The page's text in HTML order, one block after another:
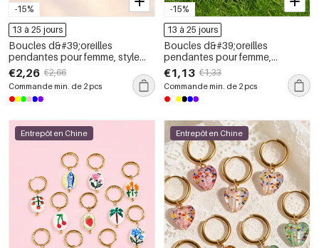
-15%
13 à 25 jours
Boucles d&#39;oreilles
pendantes pour femme, style
simple, mignonnes, en acier
inoxydable à dégradé de
couleurs, couleur or, avec cœur.
€2,26 €2,66
Commande min. de 2 pcs
-15%
13 à 25 jours
Boucles d&#39;oreilles
pendantes pour femme,
collection romantique, forme
ronde et délicate, en acier
inoxydable étanche, couleur or.
€1,13 €1,33
Commande min. de 2 pcs
Entrepôt en Chine Entrepôt en Chine